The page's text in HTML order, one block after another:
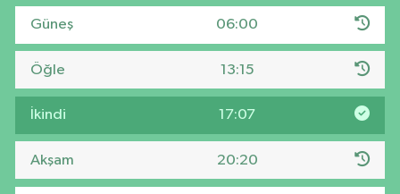
Güneş 06:00
Öğle 13:15
İkindi 17:07
Akşam 20:20